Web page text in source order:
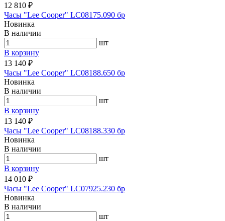
12 810 ₽
Часы "Lee Cooper" LC08175.090 бр
Новинка
В наличии
шт
В корзину
13 140 ₽
Часы "Lee Cooper" LC08188.650 бр
Новинка
В наличии
шт
В корзину
13 140 ₽
Часы "Lee Cooper" LC08188.330 бр
Новинка
В наличии
шт
В корзину
14 010 ₽
Часы "Lee Cooper" LC07925.230 бр
Новинка
В наличии
шт